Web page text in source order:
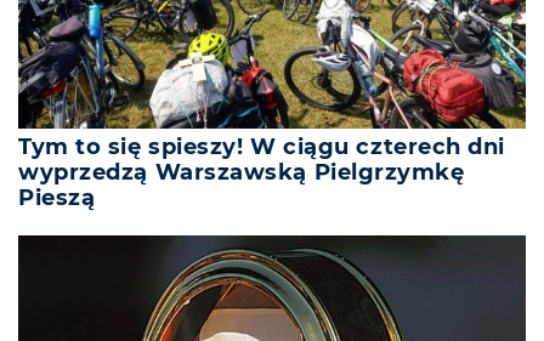
Tym to się spieszy! W ciągu czterech dni
wyprzedzą Warszawską Pielgrzymkę
Pieszą